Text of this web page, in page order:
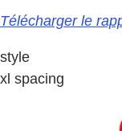
Télécharger le
style
xl spacing